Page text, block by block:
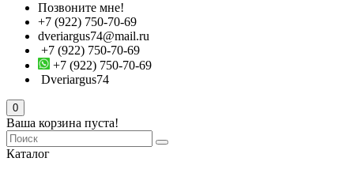
Позвоните мне!
+7 (922) 750-70-69
dveriargus74@mail.ru
+7 (922) 750-70-69
+7 (922) 750-70-69
Dveriargus74
0
Ваша корзина пуста!
Каталог